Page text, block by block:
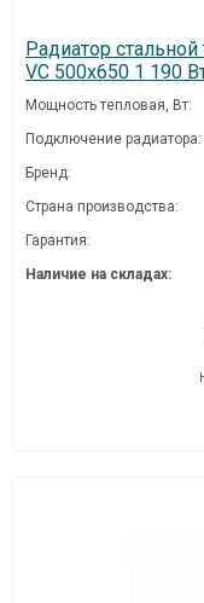
Радиатор
VC 500x650 1 190
Мощность тепловая, Вт:
Подключение радиатора:
Бренд:
Страна производства:
Гарантия:
Наличие на складах: